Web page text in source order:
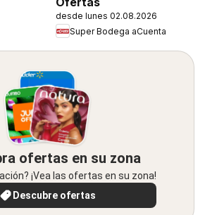
desde lunes 02.08.2026
Super Bodega aCuenta
ofertas en su zona
¡Vea las ofertas en su zona!
Descubre ofertas